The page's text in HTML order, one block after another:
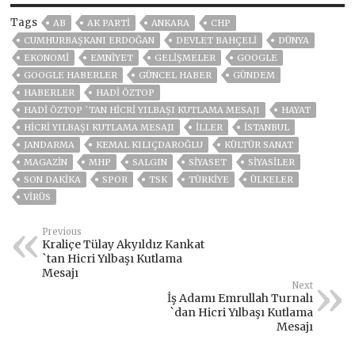
Tags AB AK PARTİ ANKARA
CHP
CUMHURBAŞKANI ERDOĞAN
DEVLET BAHÇELİ
DÜNYA
EKONOMİ
EMNİYET GELIŞMELER
GOOGLE
GOOGLE HABERLER
GÜNCEL HABER
GÜNDEM
HABERLER
HADI ÖZTOP
HADI ÖZTOP `TAN HICRI YILBAŞI KUTLAMA MESAJI
HAYAT
HICRI YILBAŞI KUTLAMA MESAJI
İLLER
ISTANBUL
JANDARMA
KEMAL KILIÇDAROĞLU
KÜLTÜR SANAT
MAGAZİN
MHP SALGIN SİYASET
SİYASİLER
SON DAKIKA
SPOR TSK TÜRKİYE
ÜLKELER
VIRÜS
Previous
Kraliçe Tülay Akyıldız Kankat
`tan Hicri Yılbaşı Kutlama
Mesajı
Next
İş Adamı Emrullah Turnalı
`dan Hicri Yılbaşı Kutlama
Mesajı